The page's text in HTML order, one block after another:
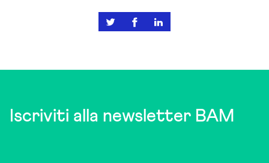
Iscriviti alla newsletter BAM